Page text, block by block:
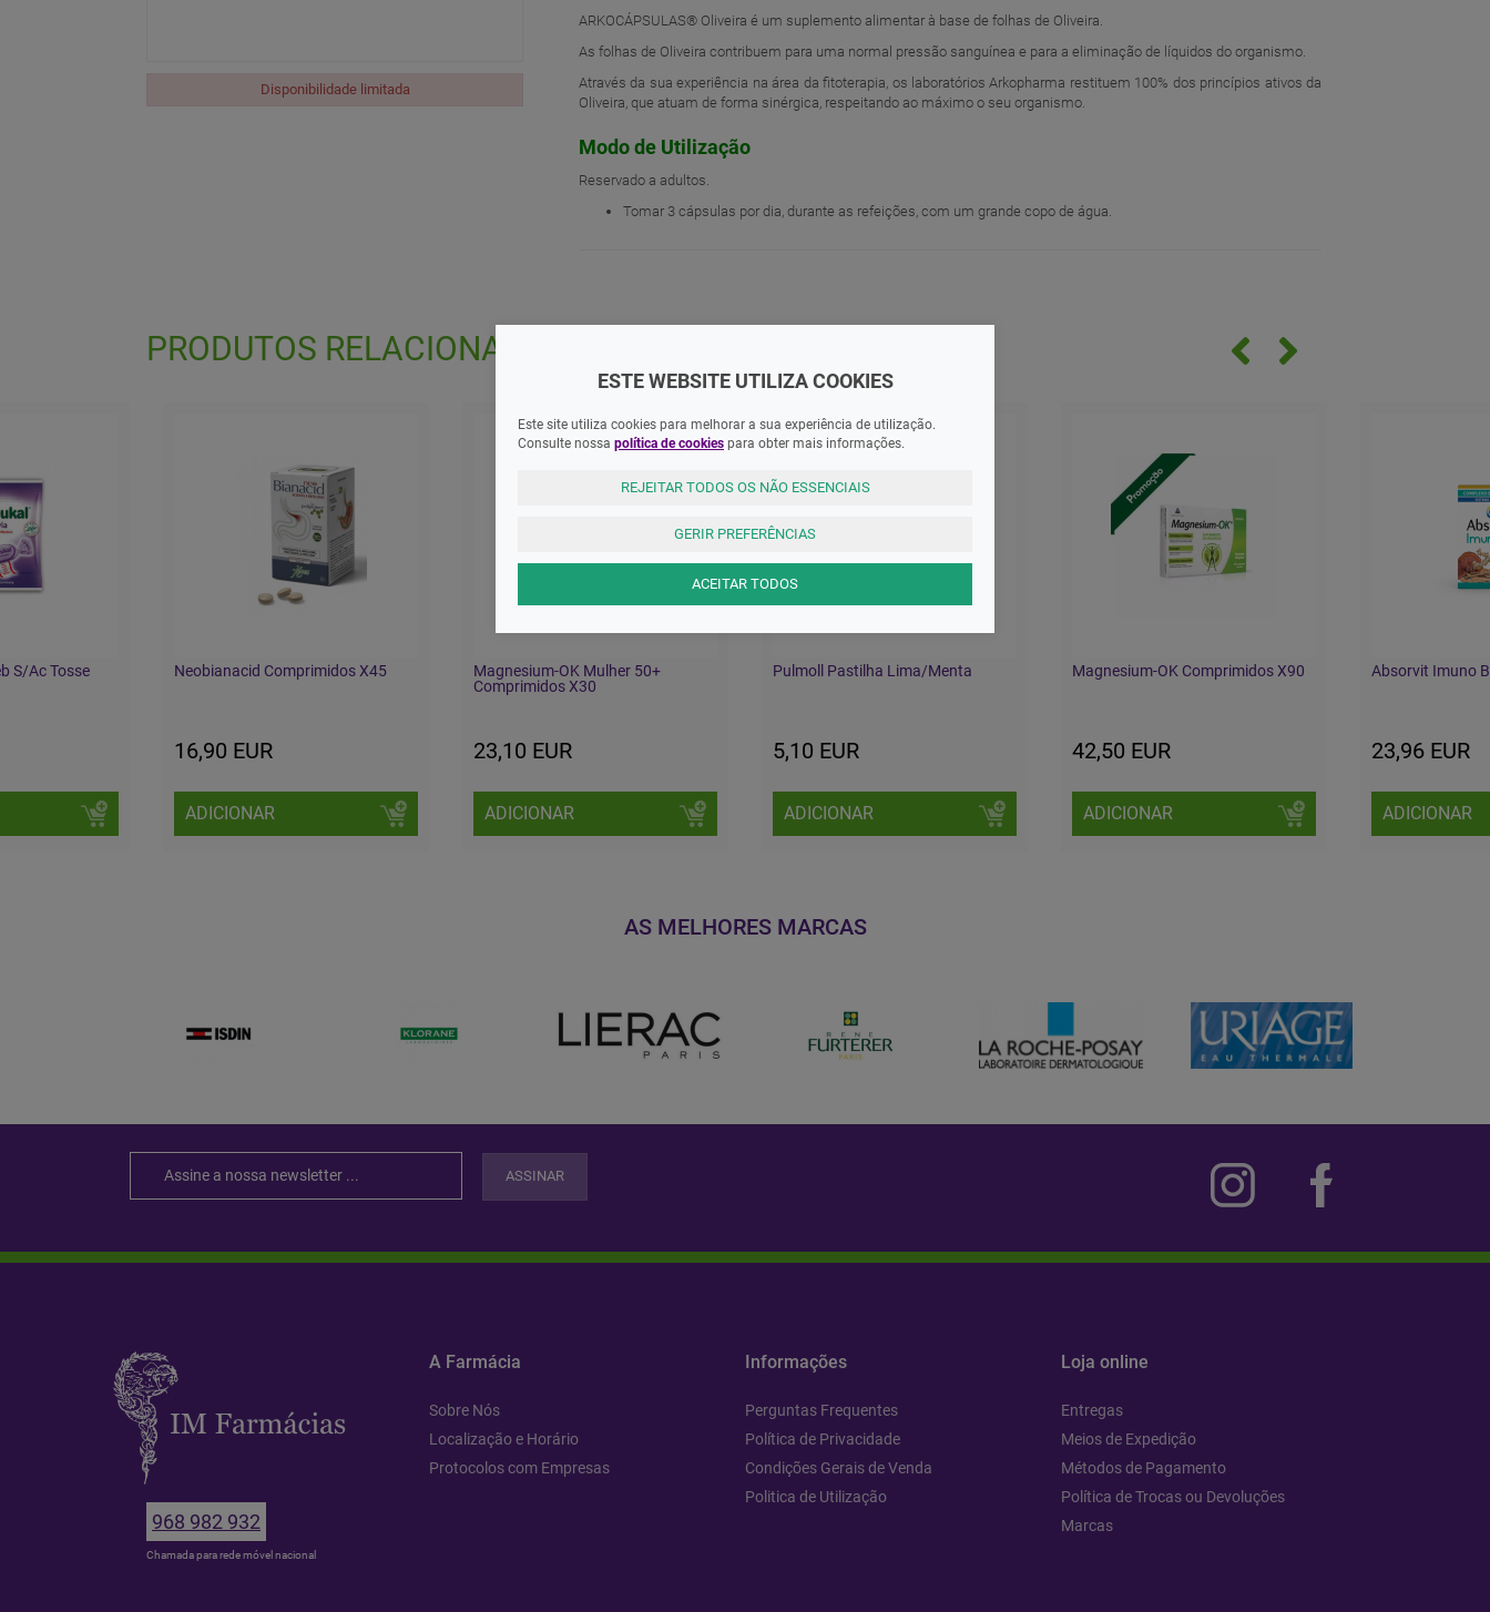
Disponibilidade limitada
ARKOCÁPSULAS® Oliveira é um suplemento alimentar à base de folhas de Oliveira.
As folhas de Oliveira contribuem para uma normal pressão sanguínea e para a eliminação de líquidos do organismo.
Através da sua experiência na área da fitoterapia, os laboratórios Arkopharma restituem 100% dos princípios ativos da
Oliveira, que atuam de forma sinérgica, respeitando ao máximo o seu organismo.
Modo de Utilização
Reservado a adultos.
Tomar 3 cápsulas por dia, durante as refeições, com um grande copo de água.
PRODUTOS RELACIONADOS
S/Ac Tosse Neobianacid Comprimidos X45
16,90 EUR
ADICIONAR
Magnesium-OK Mulher 50+
Comprimidos X30
23,10 EUR
ADICIONAR
Pulmoll Pastilha Lima/Menta
5,10 EUR
ADICIONAR
Magnesium-OK Comprimidos X90
42,50 EUR
ADICIONAR
Absorvit Imuno
23,96 EUR
ADICIONAR
AS MELHORES MARCAS
ASSINAR
968 982 932
Chamada para rede móvel nacional
A Farmácia
Sobre Nós
Localização e Horário
Protocolos com Empresas
Informações
Perguntas Frequentes
Política de Privacidade
Condições Gerais de Venda
Politica de Utilização
Loja online
Entregas
Meios de Expedição
Métodos de Pagamento
Política de Trocas ou Devoluções
Marcas
ESTE WEBSITE UTILIZA COOKIES
Este site utiliza cookies para melhorar a sua experiência de utilização.
Consulte nossa política de cookies para obter mais informações.
REJEITAR TODOS OS NÃO ESSENCIAIS
GERIR PREFERÊNCIAS
ACEITAR TODOS